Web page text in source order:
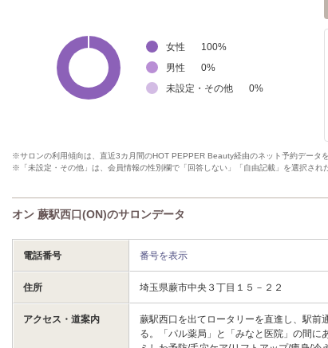
女性 100%
男性
0%
未設定・その他
0%
※サロンの利用傾向は、直近3カ月間のHOT PEPPER Beauty経由のネット予約データ
※「未設定・その他」は、会員情報の性別欄で「回答しない」「自由記載」を選択され
オン 蕨駅西口(ON)のサロンデータ
電話番号 番号を表示
住所 埼玉県蕨市中央３丁目１５－２２
アクセス・道案内
蕨駅西口を出てロータリーを直進し、駅前
る。「パル薬局」と「みなと医院」の間に